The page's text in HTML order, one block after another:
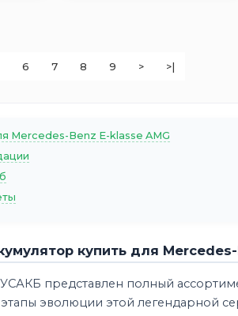
6 7 8 9 > >|
Mercedes-Benz E-klasse AMG
купить для
представлен полный
эволюции этой легендарной